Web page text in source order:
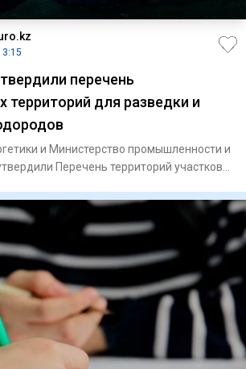
перечень
территорий для разведки и
и Министерство промышленности и
Перечень территорий участков